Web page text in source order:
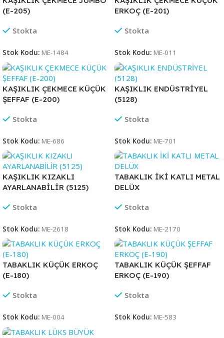
(E-205)
Stokta
Stok Kodu: ME-1484
ERKOÇ (E-201)
Stokta
Stok Kodu: ME-011
KAŞIKLIK ÇEKMECE KÜÇÜK
ŞEFFAF (E-200)
Stokta
Stok Kodu: ME-686
KAŞIKLIK ENDÜSTRİYEL
(5128)
Stokta
Stok Kodu: ME-701
KAŞIKLIK KIZAKLI
AYARLANABİLİR (5125)
Stokta
Stok Kodu: ME-2618
TABAKLIK İKİ KATLI METAL
DELÜX
Stokta
Stok Kodu: ME-2170
TABAKLIK KÜÇÜK ERKOÇ
(E-180)
Stokta
Stok Kodu: ME-004
TABAKLIK KÜÇÜK ŞEFFAF
ERKOÇ (E-190)
Stokta
Stok Kodu: ME-583